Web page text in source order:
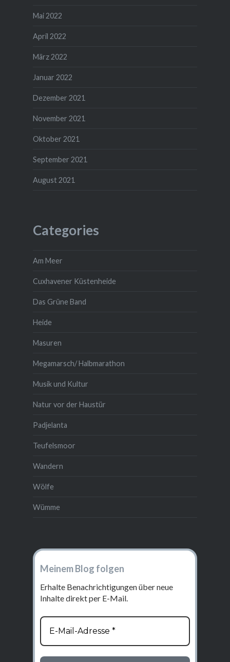
Mai 2022
April 2022
März 2022
Januar 2022
Dezember 2021
November 2021
Oktober 2021
September 2021
August 2021
Categories
Am Meer
Cuxhavener Küstenheide
Das Grüne Band
Heide
Masuren
Megamarsch/ Halbmarathon
Musik und Kultur
Natur vor der Haustür
Padjelanta
Teufelsmoor
Wandern
Wölfe
Wümme
Meinem Blog folgen
Erhalte Benachrichtigungen über neue
Inhalte direkt per E-Mail.